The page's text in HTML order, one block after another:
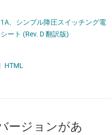
、シンプル降圧スイッチング電
ート (Rev. D 翻訳版)
| HTML
ージョンがあ